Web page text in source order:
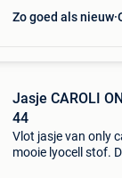
Zo goed als nieuw
Jasje CAROLI
44
Vlot jasje van only
mooie lyocell stof.